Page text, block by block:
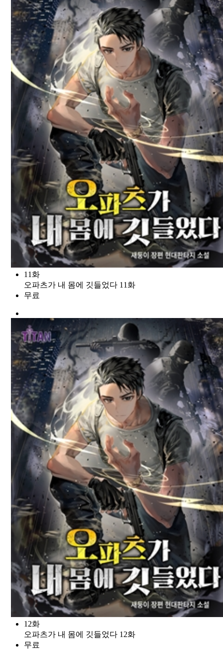
11화
오파츠가 내 몸에 깃들었다 11화
무료
12화
오파츠가 내 몸에 깃들었다 12화
무료